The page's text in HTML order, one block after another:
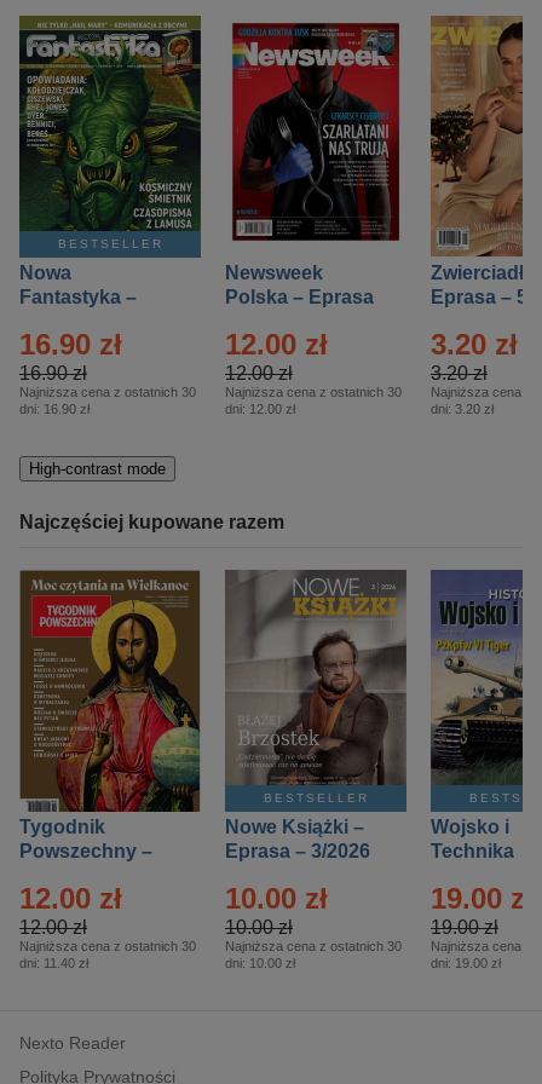
BESTSELLER
Nowa
Fantastyka –
16.90 zł
16.90 zł
Najniższa cena z ostatnich 30
dni: 16.90 zł
Newsweek
Polska – Eprasa
12.00 zł
12.00 zł
Najniższa cena z ostatnich 30
dni: 12.00 zł
Zwierciadło
Eprasa – 5/
3.20 zł
3.20 zł
Najniższa cena z
dni: 3.20 zł
High-contrast mode
Najczęściej kupowane razem
Tygodnik
Powszechny –
12.00 zł
12.00 zł
Najniższa cena z ostatnich 30
dni: 11.40 zł
BESTSELLER
Nowe Książki –
Eprasa – 3/2026
10.00 zł
10.00 zł
Najniższa cena z ostatnich 30
dni: 10.00 zł
Wojsko i
Technika
– 2/2026
19.00 zł
19.00 zł
Najniższa cena z
dni: 19.00 zł
Nexto Reader
Polityka Prywatności